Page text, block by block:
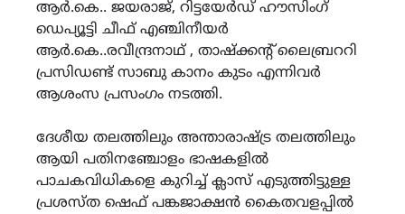
ആർ.കെ.. ജയരാജ്, റിട്ടയേർഡ് ഹൗസിംഗ്
ഡെപ്യൂട്ടി ചീഫ് എഞ്ചിനീയർ
ആർ.കെ..രവീന്ദ്രനാഥ് , താഷ്ക്കൻ്റ് ലൈബ്രററി
പ്രസിഡണ്ട് സാബു കാനം കുടം എന്നിവർ
ആശംസ പ്രസംഗം നടത്തി.
ദേശീയ തലത്തിലും അന്താരാഷ്ട്ര തലത്തിലും
ആയി പതിനഞ്ചോളം ഭാഷകളിൽ
പാചകവിധികളെ കുറിച്ച് ക്ലാസ് എടുത്തിട്ടുള്ള
പ്രശസ്ത ഷെഫ് പങ്കജാക്ഷൻ കൈതവളപ്പിൽ